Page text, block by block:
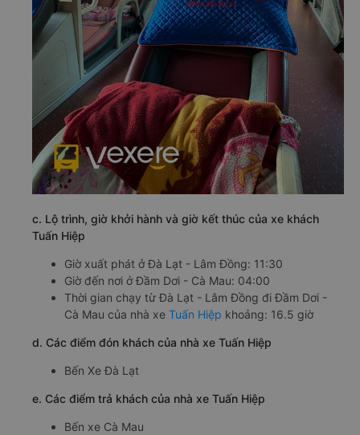
c. Lộ trình, giờ khởi hành và giờ kết thúc của xe khách
Tuấn Hiệp
Giờ xuất phát ở Đà Lạt - Lâm Đồng: 11:30
Giờ đến nơi ở Đầm Dơi - Cà Mau: 04:00
Thời gian chạy từ Đà Lạt - Lâm Đồng đi Đầm Dơi -
Cà Mau của nhà xe Tuấn Hiệp khoảng: 16.5 giờ
d. Các điểm đón khách của nhà xe Tuấn Hiệp
Bến Xe Đà Lạt
e. Các điểm trả khách của nhà xe Tuấn Hiệp
Bến xe Cà Mau